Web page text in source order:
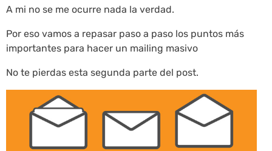
A mi no se me ocurre nada la verdad.
Por eso vamos a repasar paso a paso los puntos más
importantes para hacer un mailing masivo
No te pierdas esta segunda parte del post.